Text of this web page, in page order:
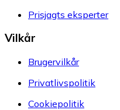
Prisjagts eksperter
Vilkår
Brugervilkår
Privatlivspolitik
Cookiepolitik